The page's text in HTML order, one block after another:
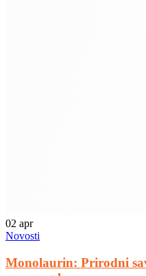
02 apr
Novosti
Monolaurin: Prirodni